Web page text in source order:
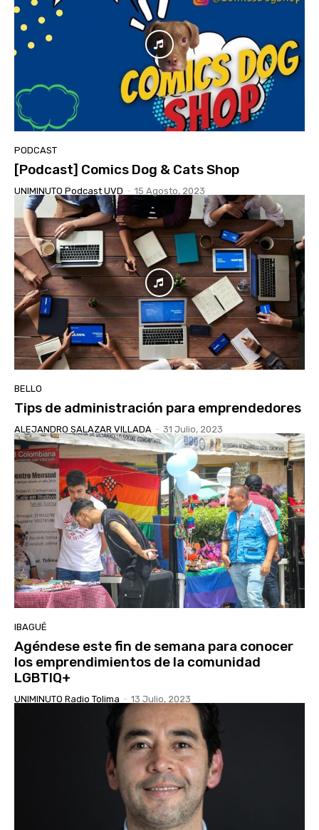
PODCAST
[Podcast] Comics Dog & Cats Shop
UNIMINUTO Podcast UVD - 15 Agosto, 2023
BELLO
Tips de administración para emprendedores
ALEJANDRO SALAZAR VILLADA - 31 Julio, 2023
IBAGUÉ
Agéndese este fin de semana para conocer
los emprendimientos de la comunidad
LGBTIQ+
UNIMINUTO Radio Tolima - 13 Julio, 2023